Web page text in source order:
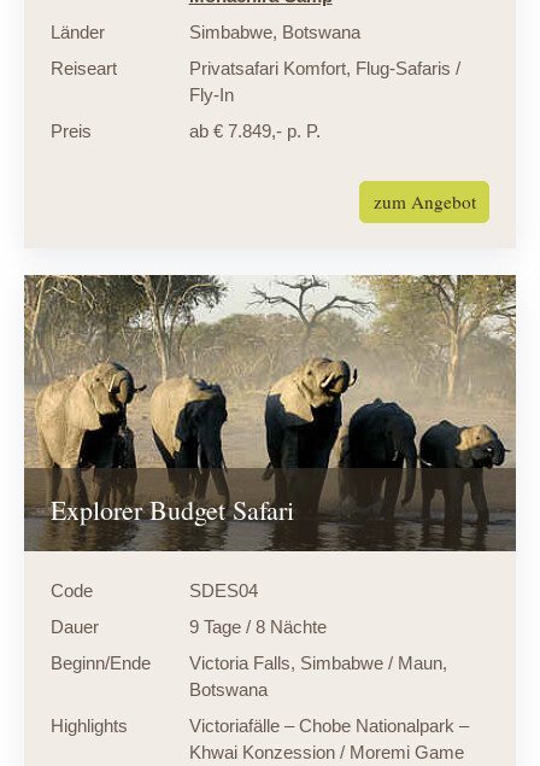
Länder
Simbabwe, Botswana
Reiseart
Privatsafari Komfort, Flug-Safaris /
Fly-In
Preis
ab € 7.849,- p. P.
zum Angebot
Explorer Budget Safari
Code
SDES04
Dauer
9 Tage / 8 Nächte
Beginn/Ende
Victoria Falls, Simbabwe / Maun,
Botswana
Highlights
Victoriafälle – Chobe Nationalpark –
Khwai Konzession / Moremi Game